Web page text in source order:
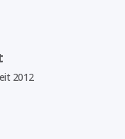
2012